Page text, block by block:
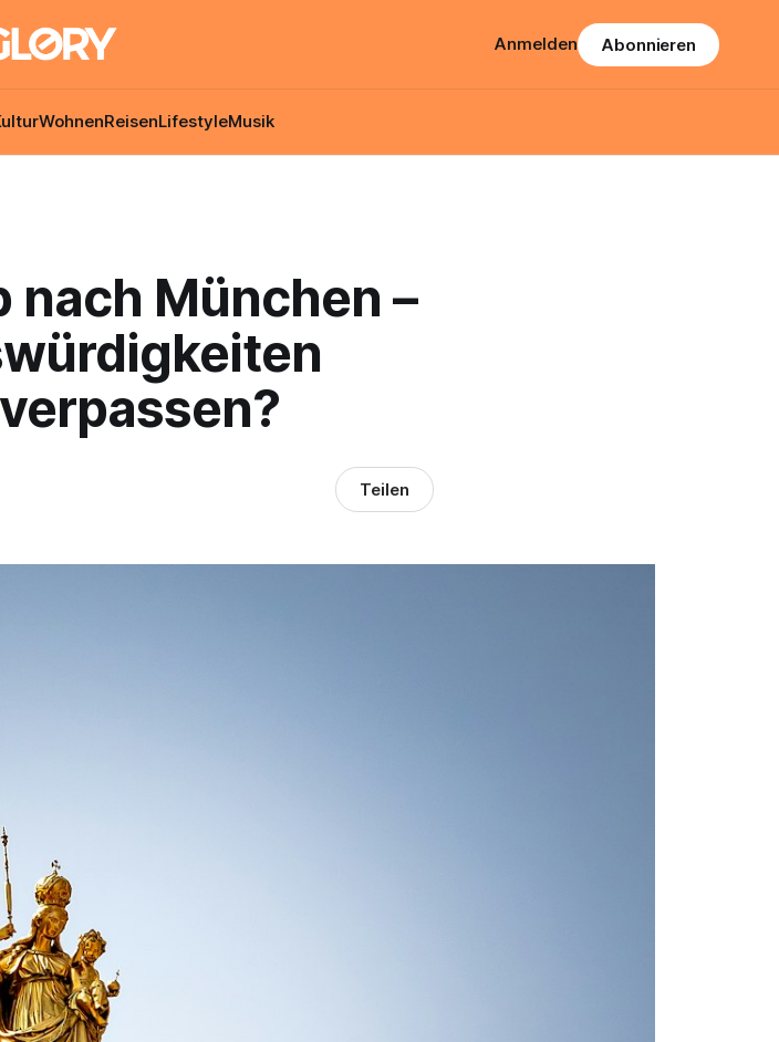
WohnenReisenLifestyleMusik
Anmelden Abonnieren
München –
Teilen